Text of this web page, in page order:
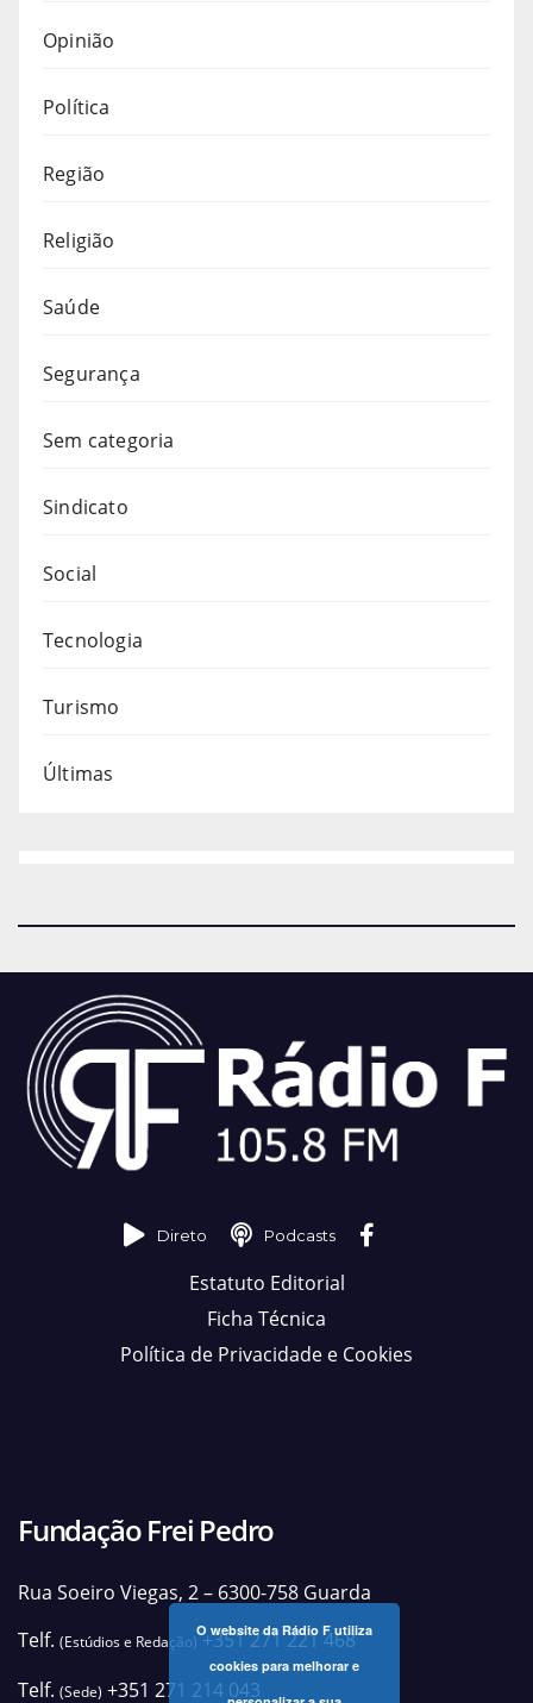
Opinião
Política
Região
Religião
Saúde
Segurança
Sem categoria
Sindicato
Social
Tecnologia
Turismo
Últimas
Direto Podcasts
Estatuto Editorial
Ficha Técnica
Política de Privacidade e Cookies
Fundação Frei Pedro
Rua Soeiro Viegas, 2 – 6300-758 Guarda
Telf. (Estúdios e Redação)+351 271 221 468
Telf. (Sede) +351 271 214 043
O website da Rádio F utiliza
cookies para melhorar e